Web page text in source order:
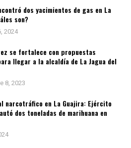
dos yacimientos de gas en La
son?
2024
se fortalece con propuestas
llegar a la alcaldía de La Jagua del
8, 2023
narcotráfico en La Guajira: Ejército
dos toneladas de marihuana en